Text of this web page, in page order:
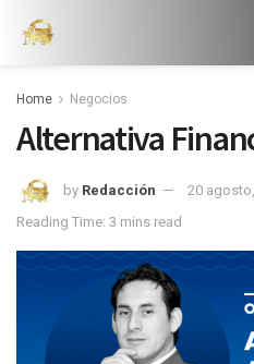
Home Negocios
Alternativa
by Redacción
20
Reading Time: 3 mins read